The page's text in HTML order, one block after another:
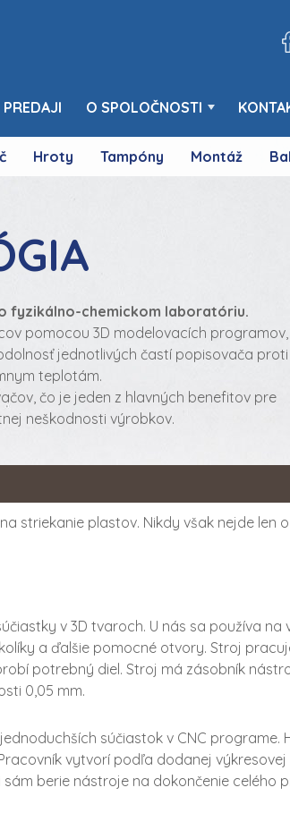
PREDAJI O SPOLOČNOSTI
Hroty Tampóny Montáž
fyzikálno-chemickom laboratóriu.
pomocou 3D modelovacích programov,
jednotlivých častí popisovača proti
teplotám.
čo je jeden z hlavných benefitov pre
neškodnosti výrobkov.
striekanie plastov. Nikdy však nejde len
v 3D tvaroch. U nás sa používa
a ďalšie pomocné otvory. Stroj
potrebný diel. Stroj má zásobník
0,05 mm.
súčiastok v CNC programe.
vytvorí podľa dodanej
berie nástroje na dokončenie celého